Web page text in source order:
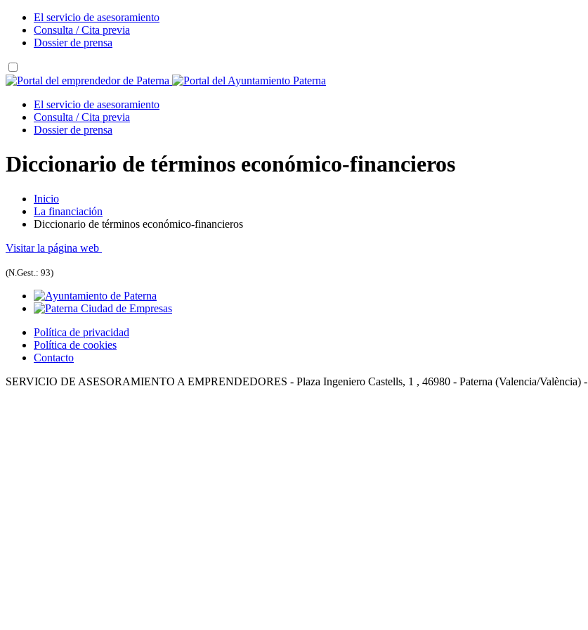
El servicio de asesoramiento
Consulta / Cita previa
Dossier de prensa
El servicio de asesoramiento
Consulta / Cita previa
Dossier de prensa
Diccionario de términos económico-financieros
Inicio
La financiación
Diccionario de términos económico-financieros
Visitar la página web
(N.Gest.: 93)
Política de privacidad
Política de cookies
Contacto
SERVICIO DE ASESORAMIENTO A EMPRENDEDORES - Plaza Ingeniero Castells, 1 , 46980 - Paterna (Valencia/València) -